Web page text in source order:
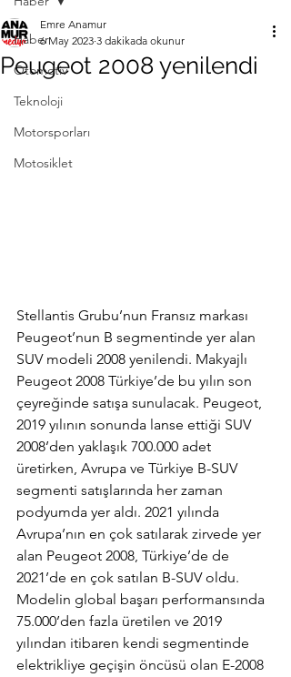
Haber
Otomotiv
Teknoloji
Motorsporları
Motosiklet
Peugeot 2008 yenilendi
Emre Anamur
6 May 2023 3 dakikada okunur
Stellantis Grubu’nun Fransız markası
Peugeot’nun B segmentinde yer alan
SUV modeli 2008 yenilendi. Makyajlı
Peugeot 2008 Türkiye’de bu yılın son
çeyreğinde satışa sunulacak. Peugeot,
2019 yılının sonunda lanse ettiği SUV
2008’den yaklaşık 700.000 adet
üretirken, Avrupa ve Türkiye B-SUV
segmenti satışlarında her zaman
podyumda yer aldı. 2021 yılında
Avrupa’nın en çok satılarak zirvede yer
alan Peugeot 2008, Türkiye’de de
2021’de en çok satılan B-SUV oldu.
Modelin global başarı performansında
75.000’den fazla üretilen ve 2019
yılından itibaren kendi segmentinde
elektrikliye geçişin öncüsü olan E-2008